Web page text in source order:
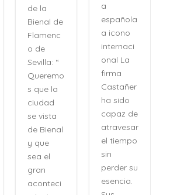
a
española
a icono
internaci
onal La
firma
Castañer
ha sido
capaz de
atravesar
el tiempo
sin
perder su
esencia.
después,
su
nombre
no se
pronunci
a como
pronunci
an los
recuerdo
s, sino
como se
evocan